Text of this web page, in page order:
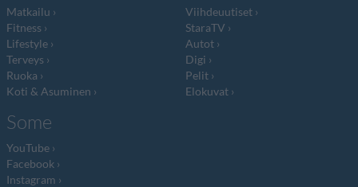
Matkailu
Fitness
Lifestyle
Terveys
Ruoka
Koti & Asuminen
Viihdeuutiset
StaraTV
Autot
Digi
Pelit
Elokuvat
Some
YouTube
Facebook
Instagram